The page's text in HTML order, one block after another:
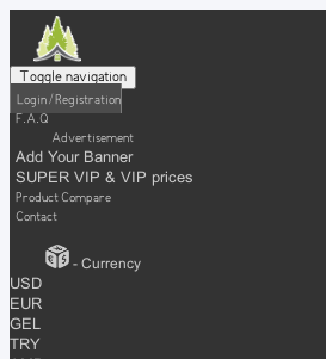
Toggle navigation
Login / Registration
F.A.Q
Advertisement
Add Your Banner
SUPER VIP & VIP prices
Product Compare
Contact
- Currency
USD
EUR
GEL
TRY